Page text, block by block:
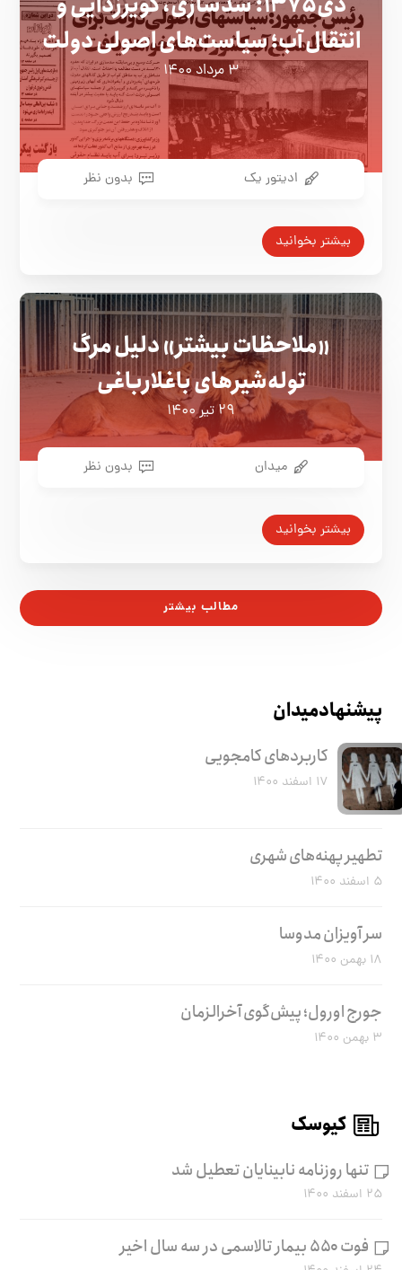
انتقال آب؛ سیاست‌های اصولی دولت
۳ مرداد ۱۴۰۰
ادیتور یک بدون نظر
بیشتر بخوانید
«ملاحظات بیشتر» دلیل مرگ
توله‌شیرهای باغلارباغی
۲۹ تیر ۱۴۰۰
میدان بدون نظر
بیشتر بخوانید
مطالب بیشتر
پیشنهاد میدان
کاربرد‌های کامجویی
۱۷ اسفند ۱۴۰۰
تطهیر پهنه‌های شهری
۵ اسفند ۱۴۰۰
سر آویزان مدوسا
۱۸ بهمن ۱۴۰۰
جورج اورول؛ پیش‌گوی آخرالزمان
۳ بهمن ۱۴۰۰
کیوسک
تنها روزنامه نابینایان تعطیل شد
۲۵ اسفند ۱۴۰۰
فوت ۵۵۰ بیمار تالاسمی در سه سال اخیر